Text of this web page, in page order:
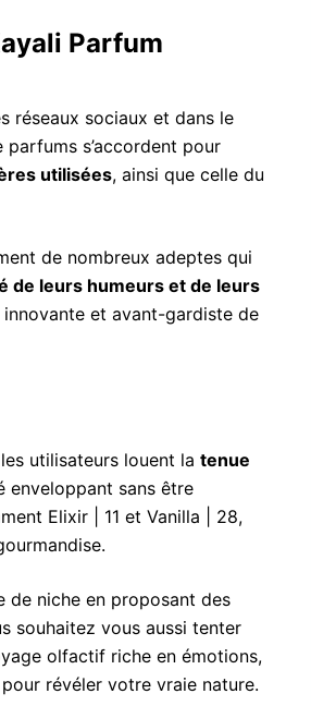
Parfum
réseaux sociaux et dans le
s’accordent pour
utilisées, ainsi que celle du
de nombreux adeptes qui
de leurs humeurs et de leurs
et avant-gardiste de
utilisateurs louent la tenue
enveloppant sans être
Elixir | 11 et Vanilla | 28,
de niche en proposant des
souhaitez vous aussi tenter
olfactif riche en émotions,
révéler votre vraie nature.